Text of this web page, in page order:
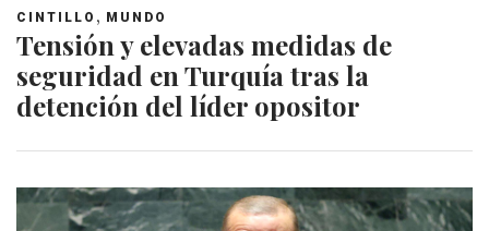
CINTILLO , MUNDO
Tensión y elevadas medidas de
seguridad en Turquía tras la
detención del líder opositor